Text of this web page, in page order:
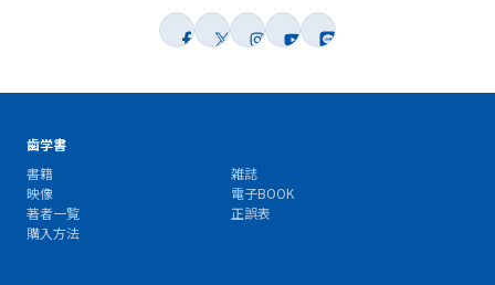
歯学書
書籍
雑誌
映像
電子BOOK
著者一覧
正誤表
購入方法